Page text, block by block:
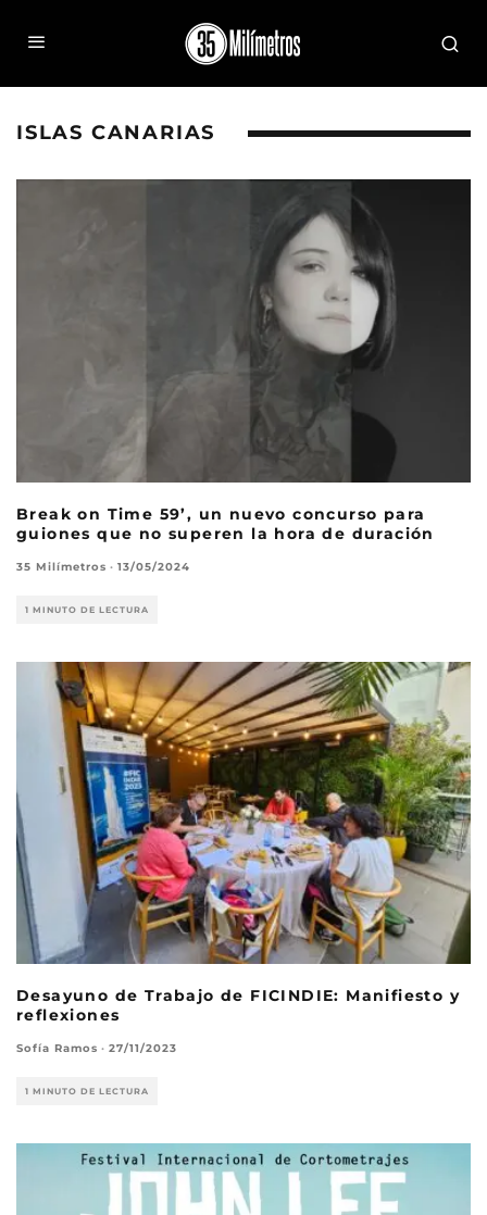
ISLAS CANARIAS
Break on Time 59’, un nuevo concurso para
guiones que no superen la hora de duración
35 Milímetros · 13/05/2024
1 MINUTO DE LECTURA
Desayuno de Trabajo de FICINDIE: Manifiesto y
reflexiones
Sofía Ramos · 27/11/2023
1 MINUTO DE LECTURA